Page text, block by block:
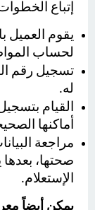
إتباع
لحساب
له.
أماكنها
الإستعلام.
يمكن أيضاً